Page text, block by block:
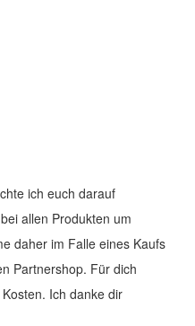
ich euch darauf
allen Produkten um
daher im Falle eines Kaufs
Partnershop. Für dich
Ich danke dir